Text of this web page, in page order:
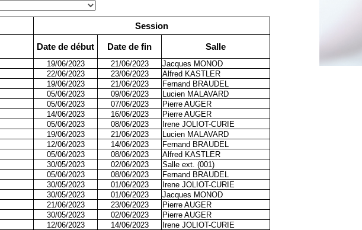
Session
Date de début Date de fin Salle
19/06/2023 21/06/2023
Jacques MONOD
22/06/2023 23/06/2023
Alfred KASTLER
19/06/2023 21/06/2023
Fernand BRAUDEL
05/06/2023 09/06/2023
Lucien MALAVARD
05/06/2023 07/06/2023
Pierre AUGER
14/06/2023 16/06/2023
Pierre AUGER
05/06/2023 08/06/2023
Irene JOLIOT-CURIE
19/06/2023 21/06/2023
Lucien MALAVARD
12/06/2023 14/06/2023
Fernand BRAUDEL
05/06/2023 08/06/2023
Alfred KASTLER
30/05/2023 02/06/2023
Salle ext. (001)
05/06/2023 08/06/2023
Fernand BRAUDEL
30/05/2023 01/06/2023
Irene JOLIOT-CURIE
30/05/2023 01/06/2023
Jacques MONOD
21/06/2023 23/06/2023
Pierre AUGER
30/05/2023 02/06/2023
Pierre AUGER
12/06/2023 14/06/2023
Irene JOLIOT-CURIE